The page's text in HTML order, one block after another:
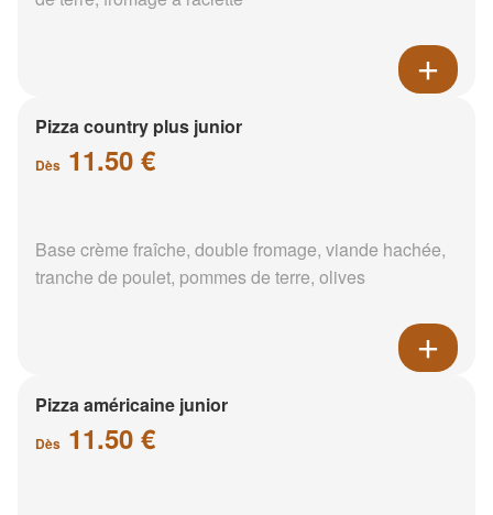
Pizza country plus junior
Dès 11.50 €
Base crème fraîche, double fromage, viande hachée,
tranche de poulet, pommes de terre, olives
Pizza américaine junior
Dès 11.50 €